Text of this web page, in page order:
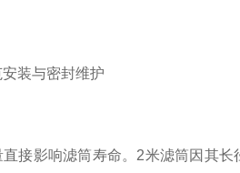
装与密封维护
影响滤筒寿命。2米滤筒因其长